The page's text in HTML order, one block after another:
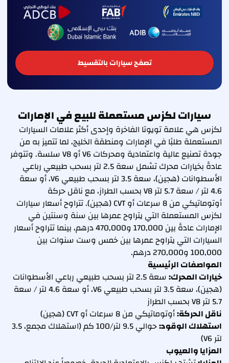
تصفح سيارات بالتقسيط
سيارات لكزس مستعملة للبيع في الإمارات
لكزس هي علامة تويوتا الفاخرة وإحدى أكثر علامات السيارات
المستعملة طلبًا في الإمارات ومنطقة الخليج، لما تتميز به من
جودة تصنيع عالية واعتمادية ومحركات V6 أو V8 سلسة. وتتوفر
عادةً بخيارات محرك تشمل سعة 2.5 لتر بسحب طبيعي رباعي
الأسطوانات (هجين)، سعة 3.5 لتر بسحب طبيعي V6، أو سعة
4.6 لتر / سعة 5.7 لتر V8 بحسب الطراز، مع ناقل حركة
أوتوماتيكي من 8 سرعات أو CVT (هجين). تتراوح أسعار سيارات
لكزس المستعملة التي يتراوح عمرها بين سنة وسنتين في
الإمارات عادةً بين 170,000 و470,000 درهم، بينما تتراوح أسعار
السيارات التي يتراوح عمرها بين خمس وست سنوات بين
100,000 و270,000 درهم.
المواصفات الرئيسية
خيارات المحرك:
سعة 2.5 لتر بسحب طبيعي رباعي الأسطوانات
(هجين)، سعة 3.5 لتر بسحب طبيعي V6، أو سعة 4.6 لتر / سعة
5.7 لتر V8 بحسب الطراز
ناقل الحركة:أوتوماتيكي من 8 سرعات أو CVT (هجين)
استهلاك الوقود:
حوالي 9.5 لتر/100 كم (استهلاك مجمع، 3.5
لتر V6)
المزايا والعيوب